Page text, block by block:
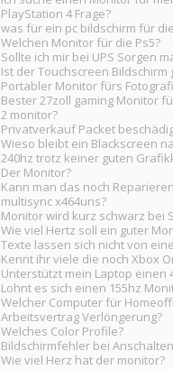
PlayStation 4 Frage?
was für ein pc bildschirm für
Welchen Monitor für die Ps5?
Sollte ich mir bei UPS Sorgen
Ist der Touchscreen Bildschirm
Portabler Monitor fürs
Bester 27zoll gaming Monitor
2 monitor?
Privatverkauf Packet
Wieso bleibt ein Blackscreen
240hz trotz keiner guten
Der Monitor?
Kann man das noch
multisync x464uns?
Monitor wird kurz schwarz bei
Wie viel Hertz soll ein guter
Texte lassen sich nicht von
Kennt ihr viele die noch Xbox
Unterstützt mein Laptop einen
Lohnt es sich einen 155hz
Welcher Computer für
Arbeitsvertrag Verlöngerung?
Welches Color Profile?
Bildschirmfehler bei
Wie viel Herz hat der monitor?